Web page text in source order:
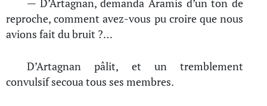
— D’Artagnan, demanda Aramis d’un ton de
reproche, comment avez-vous pu croire que nous
avions fait du bruit ?…
D’Artagnan pâlit, et un tremblement
convulsif secoua tous ses membres.